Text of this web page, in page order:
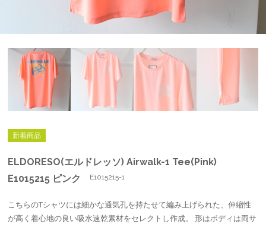
新着商品
ELDORESO(エルドレッソ) Airwalk-1 Tee(Pink)
E1015215 ピンク
E1015215-1
こちらのTシャツには細かな通気孔を持たせて編み上げられた、伸縮性
が高く着心地の良い吸水速乾素材をセレクトし作成。 形はボディは両サ